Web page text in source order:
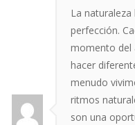
La
perfección.
momento del
hacer
menudo
ritmos
son una